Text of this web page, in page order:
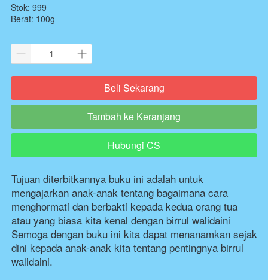
Stok: 999
Berat: 100g
`Beli Sekarang
`
Tambah ke Keranjang
`Hubungi CS
Tujuan diterbitkannya buku ini adalah untuk
mengajarkan anak-anak tentang bagaimana cara
menghormati dan berbakti kepada kedua orang tua
atau yang biasa kita kenal dengan birrul walidaini
Semoga dengan buku ini kita dapat menanamkan sejak
dini kepada anak-anak kita tentang pentingnya birrul
walidaini.